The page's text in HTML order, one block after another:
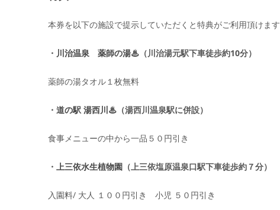
本券を以下の施設で提示していただくと特典がご利用頂けます
・ 川治温泉 薬師の湯♨ （川治湯元駅下車徒歩約10分）
薬師の湯タオル１枚無料
・道の駅 湯西川♨ （湯西川温泉駅に併設）
食事メニューの中から一品５０円引き
・ 上三依水生植物園 （上三依塩原温泉口駅下車徒歩約７分）
入園料/ 大人 １００円引き 小児 ５０円引き